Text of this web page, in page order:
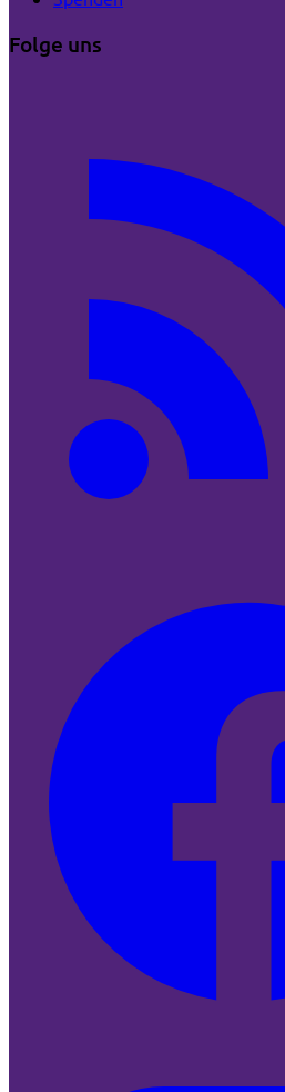
Folge uns